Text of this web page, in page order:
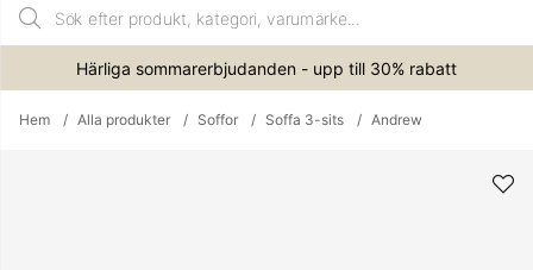
Härliga sommarerbjudanden - upp till 30% rabatt
Hem Alla produkter Soffor Soffa 3-sits Andrew